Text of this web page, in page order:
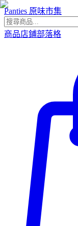
Panties 原味市集
商品店鋪部落格